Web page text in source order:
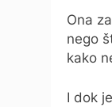
Ona
nego
kako
I dok